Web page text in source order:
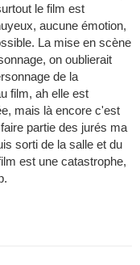
le film est
aucune émotion,
La mise en scène
on oublierait
de la
film, ah elle est
mais là encore c'est
partie des jurés ma
sorti de la salle et du
est une catastrophe,